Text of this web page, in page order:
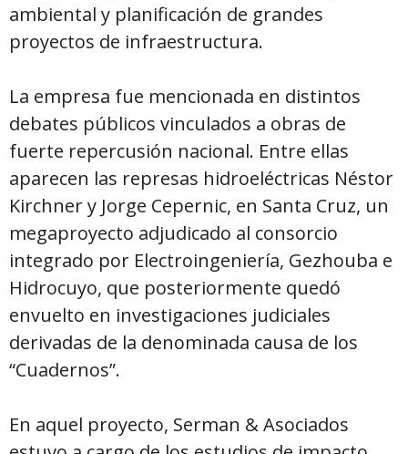
ambiental y planificación de grandes
proyectos de infraestructura.
La empresa fue mencionada en distintos
debates públicos vinculados a obras de
fuerte repercusión nacional. Entre ellas
aparecen las represas hidroeléctricas Néstor
Kirchner y Jorge Cepernic, en Santa Cruz, un
megaproyecto adjudicado al consorcio
integrado por Electroingeniería, Gezhouba e
Hidrocuyo, que posteriormente quedó
envuelto en investigaciones judiciales
derivadas de la denominada causa de los
“Cuadernos”.
En aquel proyecto, Serman & Asociados